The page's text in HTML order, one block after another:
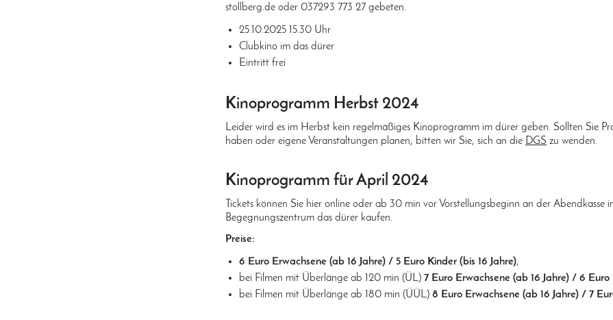
stollberg.de oder 037293 773 27 gebeten.
25.10.2025 15.30 Uhr
Clubkino im das dürer
Eintritt frei
Kinoprogramm Herbst 2024
Leider wird es im Herbst kein regelmäßiges Kinoprogramm im dürer geben. Sollten Sie
haben oder eigene Veranstaltungen planen, bitten wir Sie, sich an die DGS zu wenden.
Kinoprogramm für April 2024
Tickets können Sie hier online oder ab 30 min vor Vorstellungsbeginn an der Abendkasse
Begegnungszentrum das dürer kaufen.
Preise:
6 Euro Erwachsene (ab 16 Jahre) / 5 Euro Kinder (bis 16 Jahre),
bei Filmen mit Überlänge ab 120 min (ÜL)7 Euro Erwachsene (ab 16 Jahre) / 6 Euro
bei Filmen mit Überlänge ab 180 min (ÜÜL)8 Euro Erwachsene (ab 16 Jahre) / 7